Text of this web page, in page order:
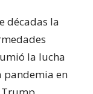
décadas la
la lucha
pandemia en